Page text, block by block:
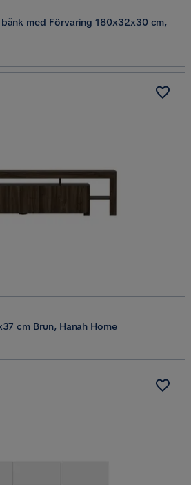
med Förvaring 180x32x30 cm,
cm Brun, Hanah Home